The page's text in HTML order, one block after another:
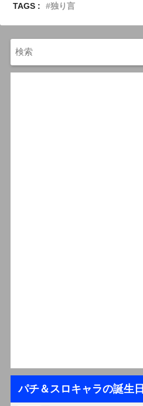
TAGS :
独り言
パチ＆スロキャラの誕生日